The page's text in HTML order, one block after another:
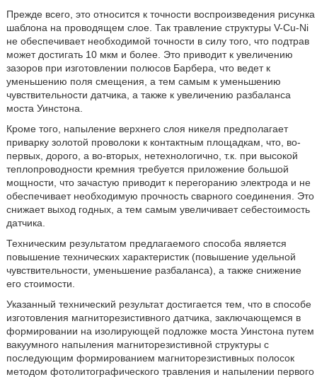
Прежде всего, это относится к точности воспроизведения рисунка
шаблона на проводящем слое. Так травление структуры V-Cu-Ni
не обеспечивает необходимой точности в силу того, что подтрав
может достигать 10 мкм и более. Это приводит к увеличению
зазоров при изготовлении полюсов Барбера, что ведет к
уменьшению поля смещения, а тем самым к уменьшению
чувствительности датчика, а также к увеличению разбаланса
моста Уинстона.
Кроме того, напыление верхнего слоя никеля предполагает
приварку золотой проволоки к контактным площадкам, что, во-
первых, дорого, а во-вторых, нетехнологично, т.к. при высокой
теплопроводности кремния требуется приложение большой
мощности, что зачастую приводит к перегоранию электрода и не
обеспечивает необходимую прочность сварного соединения. Это
снижает выход годных, а тем самым увеличивает себестоимость
датчика.
Техническим результатом предлагаемого способа является
повышение технических характеристик (повышение удельной
чувствительности, уменьшение разбаланса), а также снижение
его стоимости.
Указанный технический результат достигается тем, что в способе
изготовления магниторезистивного датчика, заключающемся в
формировании на изолирующей подложке моста Уинстона путем
вакуумного напыления магниторезистивной структуры с
последующим формированием магниторезистивных полосок
методом фотолитографического травления и напылении первого